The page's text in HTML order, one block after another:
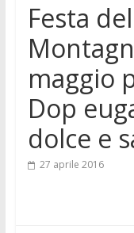
Festa
maggio
Dop
dolce e
27 aprile 2016